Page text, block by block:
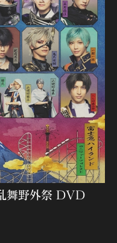
乱舞野外祭 DVD